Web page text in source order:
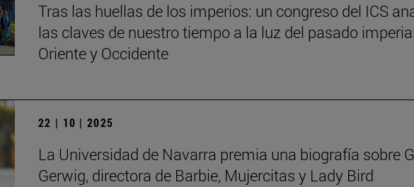
Tras las huellas de los imperios: un congreso del ICS
las claves de nuestro tiempo a la luz del pasado
Oriente y Occidente
22 | 10 | 2025
La Universidad de Navarra premia una biografía sobre
Gerwig, directora de Barbie, Mujercitas y Lady Bird